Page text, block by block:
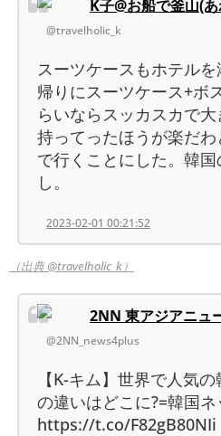
K子@お船で釜山(
@travelholic_k
スーツケースもホテル
帰りにスーツケース+ボ
らいならスッカスカで
持ってったほうが楽だ
で行くことにした。韓
し。
2023-02-01 00:21:52
（出典 @travelholic_k）
2NN 東アジアニュ
@2NN_news4plus
【K-キム】世界で人気
の違いはどこに?=韓国ネ
https://t.co/F82gB80NIi